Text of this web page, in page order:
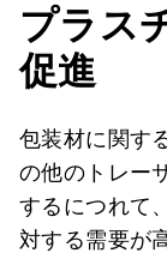
プラス
促進
包装材に関す
の他のトレー
するにつれて
対する需要が